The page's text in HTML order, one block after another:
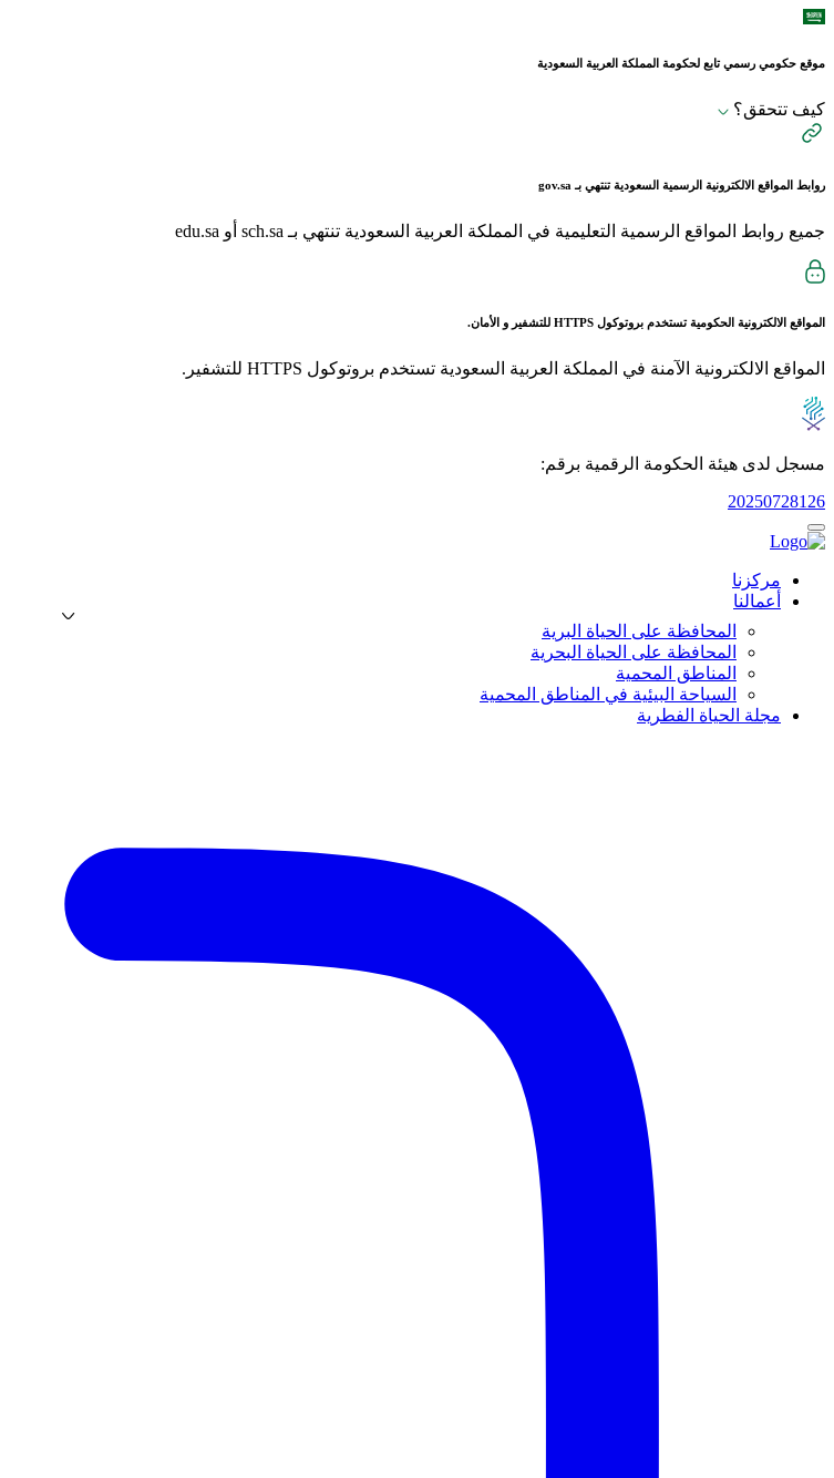
موقع حكومي رسمي تابع لحكومة المملكة العربية السعودية
كيف تتحقق؟
روابط المواقع الالكترونية الرسمية السعودية تنتهي بـ gov.sa
جميع روابط المواقع الرسمية التعليمية في المملكة العربية السعودية تنتهي بـ sch.sa أو edu.sa
المواقع الالكترونية الحكومية تستخدم بروتوكول HTTPS للتشفير و الأمان.
المواقع الالكترونية الآمنة في المملكة العربية السعودية تستخدم بروتوكول HTTPS للتشفير.
مسجل لدى هيئة الحكومة الرقمية برقم:
20250728126
مركزنا
أعمالنا
المحافظة على الحياة البرية
المحافظة على الحياة البحرية
المناطق المحمية
السياحة البيئية في المناطق المحمية
مجلة الحياة الفطرية